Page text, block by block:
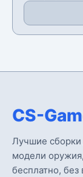
CS-
Лучшие сборки
модели
бесплатно, без